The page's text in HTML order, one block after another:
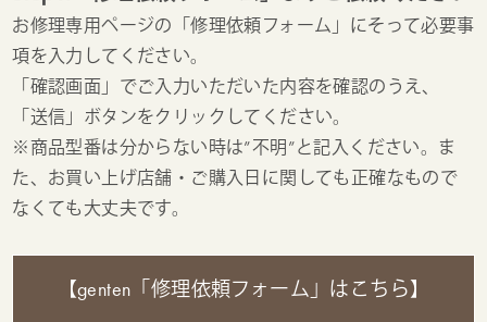
お修理専用ページの「修理依頼フォーム」にそって必要事
項を入力してください。
「確認画面」でご入力いただいた内容を確認のうえ、
「送信」ボタンをクリックしてください。
※商品型番は分からない時は”不明”と記入ください。ま
た、お買い上げ店舗・ご購入日に関しても正確なもので
なくても大丈夫です。
【genten「修理依頼フォーム」はこちら】